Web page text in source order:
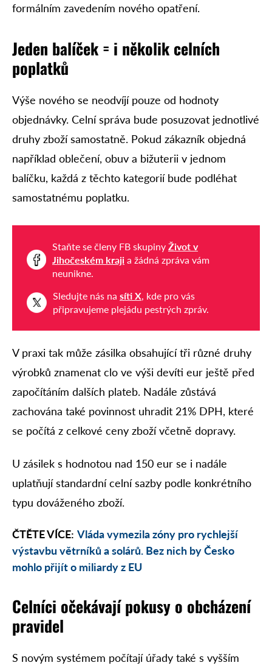
formálním zavedením nového opatření.
Jeden balíček = i několik celních
poplatků
Výše nového se neodvíjí pouze od hodnoty
objednávky. Celní správa bude posuzovat jednotlivé
druhy zboží samostatně. Pokud zákazník objedná
například oblečení, obuv a bižuterii v jednom
balíčku, každá z těchto kategorií bude podléhat
samostatnému poplatku.
Staňte se členy FB skupiny Život v
Jihočeském kraji a žádná zpráva vám
neunikne.
Sledujte nás na síti X, kde pro vás
připravujeme plejádu pestrých zpráv.
V praxi tak může zásilka obsahující tři různé druhy
výrobků znamenat clo ve výši devíti eur ještě před
započítáním dalších plateb. Nadále zůstává
zachována také povinnost uhradit 21% DPH, které
se počítá z celkové ceny zboží včetně dopravy.
U zásilek s hodnotou nad 150 eur se i nadále
uplatňují standardní celní sazby podle konkrétního
typu dováženého zboží.
ČTĚTE VÍCE: Vláda vymezila zóny pro rychlejší
výstavbu větrníků a solárů. Bez nich by Česko
mohlo přijít o miliardy z EU
Celníci očekávají pokusy o obcházení
pravidel
S novým systémem počítají úřady také s vyšším